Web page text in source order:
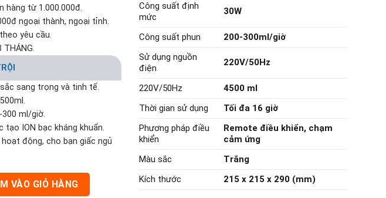
hàng từ 1.000.000đ.
ngoại thành, ngoại tỉnh.
yêu cầu.
THÁNG.
sang trọng và tinh tế.
ml/giờ.
ION bạc kháng khuẩn.
động, cho bạn giấc ngủ
VÀO GIỎ HÀNG
Công suất định
mức
30W
Công suất phun
200-300ml/giờ
Sử dụng nguồn
điện
220V/50Hz
220V/50Hz
4500 ml
Thời gian sử dụng
Tối đa 16 giờ
Phương pháp điều
khiển
Remote điều khiển, chạm
cảm ứng
Màu sắc
Trắng
Kích thước
215 x 215 x 290 (mm)